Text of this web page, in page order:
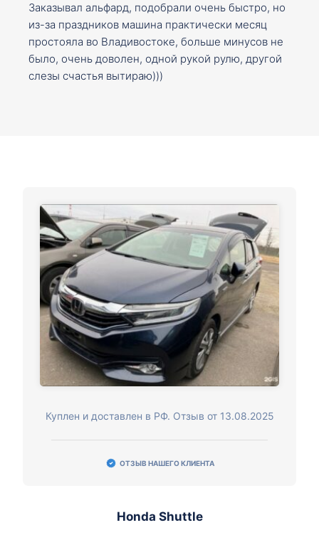
Заказывал альфард, подобрали очень быстро, но
из-за праздников машина практически месяц
простояла во Владивостоке, больше минусов не
было, очень доволен, одной рукой рулю, другой
слезы счастья вытираю)))
Куплен и доставлен в РФ. Отзыв от 13.08.2025
ОТЗЫВ НАШЕГО КЛИЕНТА
Honda Shuttle